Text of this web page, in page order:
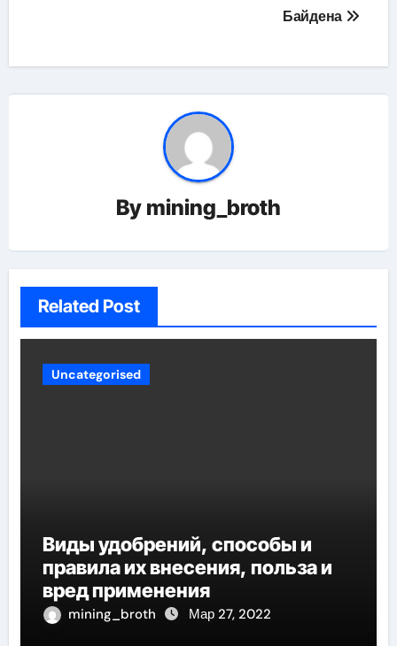
Байдена
By mining_broth
Related Post
Uncategorised
Виды удобрений, способы и
правила их внесения, польза и
вред применения
mining_broth Мар 27, 2022